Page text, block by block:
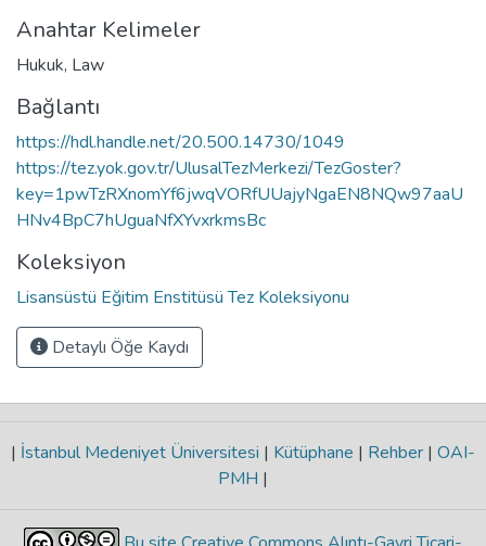
Anahtar Kelimeler
Hukuk, Law
Bağlantı
https://hdl.handle.net/20.500.14730/1049
https://tez.yok.gov.tr/UlusalTezMerkezi/TezGoster?
key=1pwTzRXnomYf6jwqVORfUUajyNgaEN8NQw97aaU
HNv4BpC7hUguaNfXYvxrkmsBc
Koleksiyon
Lisansüstü Eğitim Enstitüsü Tez Koleksiyonu
Detaylı Öğe Kaydı
| İstanbul Medeniyet Üniversitesi | Kütüphane | Rehber | OAI-
PMH |